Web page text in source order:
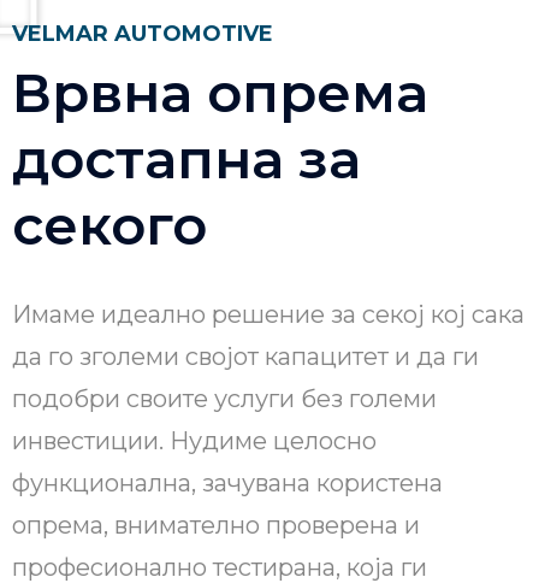
VELMAR AUTOMOTIVE
Врвна опрема
достапна за
секого
Имаме идеално решение за секој кој сака
да го зголеми својот капацитет и да ги
подобри своите услуги без големи
инвестиции. Нудиме целосно
функционална, зачувана користена
опрема, внимателно проверена и
професионално тестирана, која ги